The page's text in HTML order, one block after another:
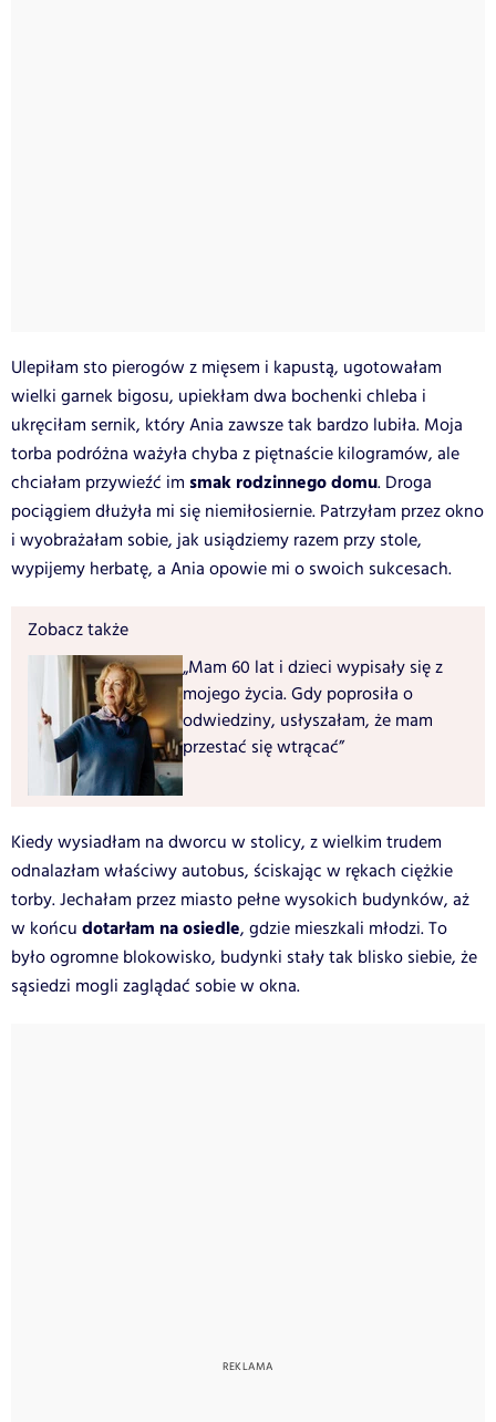
Ulepiłam sto pierogów z mięsem i kapustą, ugotowałam
wielki garnek bigosu, upiekłam dwa bochenki chleba i
ukręciłam sernik, który Ania zawsze tak bardzo lubiła. Moja
torba podróżna ważyła chyba z piętnaście kilogramów, ale
chciałam przywieźć im smak rodzinnego domu. Droga
pociągiem dłużyła mi się niemiłosiernie. Patrzyłam przez okno
i wyobrażałam sobie, jak usiądziemy razem przy stole,
wypijemy herbatę, a Ania opowie mi o swoich sukcesach.
Zobacz także
„Mam 60 lat i dzieci wypisały się z
mojego życia. Gdy poprosiła o
odwiedziny, usłyszałam, że mam
przestać się wtrącać”
Kiedy wysiadłam na dworcu w stolicy, z wielkim trudem
odnalazłam właściwy autobus, ściskając w rękach ciężkie
torby. Jechałam przez miasto pełne wysokich budynków, aż
w końcu dotarłam na osiedle, gdzie mieszkali młodzi. To
było ogromne blokowisko, budynki stały tak blisko siebie, że
sąsiedzi mogli zaglądać sobie w okna.